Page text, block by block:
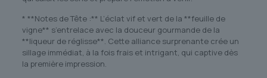
* **Notes de Tête :** L’éclat vif et vert de la **feuille de
vigne** s’entrelace avec la douceur gourmande de la
**liqueur de réglisse**. Cette alliance surprenante crée un
sillage immédiat, à la fois frais et intrigant, qui captive dès
la première impression.